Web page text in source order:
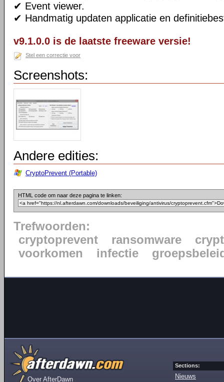
✔ Event viewer.
✔ Handmatig updaten applicatie en
v9.1.0.0 is de laatste freeware versie!
Stel een correctie voor
Screenshots:
Andere edities:
CryptoPrevent (Portable)
HTML code om naar deze pagina te linken:
Trefwoorden:
cryptoprevent
ransomware
voorkomen
infectie
Over AfterDawn
Sections:
Nieuws